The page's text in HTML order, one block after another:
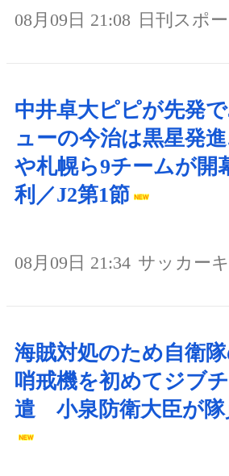
08月09日 21:08 日刊スポ
中井卓大ピピが先発
ューの今治は黒星発
や札幌ら9チームが開
利／J2第1節
08月09日 21:34 サッカー
海賊対処のため自衛
哨戒機を初めてジブ
遣 小泉防衛大臣が隊